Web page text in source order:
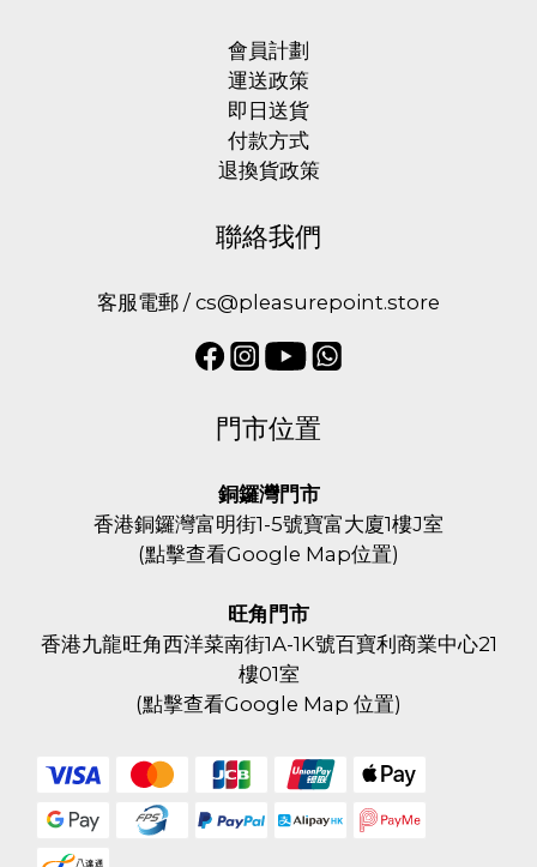
會員計劃
運送政策
即日送貨
付款方式
退換貨政策
聯絡我們
客服電郵 / cs@pleasurepoint.store
門市位置
銅鑼灣門市
香港銅鑼灣富明街1-5號寶富大廈1樓J室
(點擊查看Google Map位置)
旺角門市
香港九龍旺角西洋菜南街1A-1K號百寶利商業中心21
樓01室
(點擊查看Google Map 位置)